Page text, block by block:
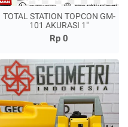
TOTAL STATION TOPCON GM-
101 AKURASI 1"
Rp 0